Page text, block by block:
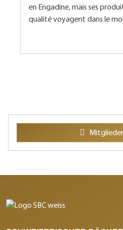
en Engadine, mais ses
qualité voyagent dans le